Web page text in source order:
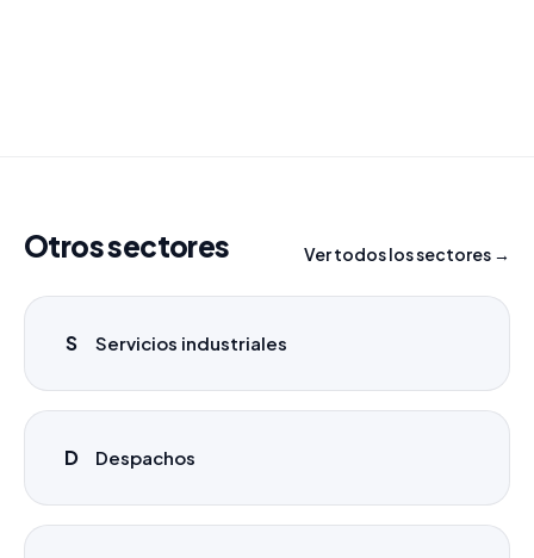
Otros sectores Ver todos los sectores →
S Servicios industriales
D Despachos